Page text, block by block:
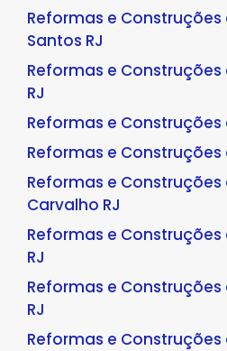
Reformas e Construções
Santos RJ
Reformas e
RJ
Reformas e Construções
Reformas e Construções
Reformas e
Carvalho RJ
Reformas e
RJ
Reformas e Construções
RJ
Reformas e Construções